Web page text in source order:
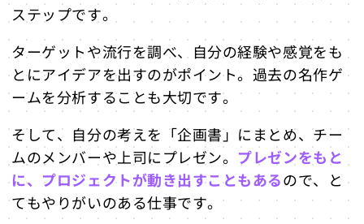
ステップです。
ターゲットや流行を調べ、自分の経験や感覚をも
とにアイデアを出すのがポイント。過去の名作ゲ
ームを分析することも大切です。
そして、自分の考えを「企画書」にまとめ、チー
ムのメンバーや上司にプレゼン。 プレゼンをもと
に、プロジェクトが動き出すこともあるので、と
てもやりがいのある仕事です。